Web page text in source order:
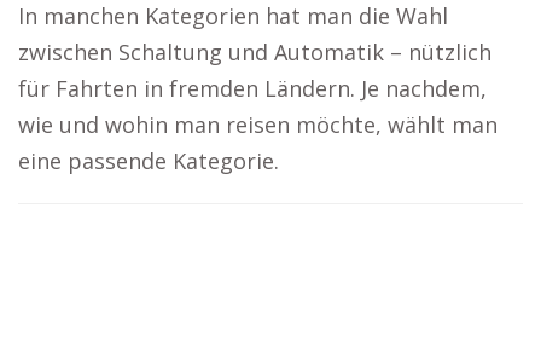
In manchen Kategorien hat man die Wahl
zwischen Schaltung und Automatik – nützlich
für Fahrten in fremden Ländern. Je nachdem,
wie und wohin man reisen möchte, wählt man
eine passende Kategorie.